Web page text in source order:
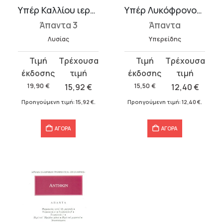
Υπέρ Καλλίου ιεροσυλίας, Περί του σηκού, Υπέρ του στρατιώτου, Κατά...
Άπαντα 3
Λυσίας
19,90 €
Original
price
was:
19,90 €.
15,92€
τρέχουσα
τιμή
είναι:
Προηγούμενη τιμή: 15,92 €.
ΑΓΟΡΑ
Υπέρ Λυκόφρονος, Κατά Φιλιππίδου, Κατ’ Αθηνογένους, Υπέρ Ευξενίπ�...
Άπαντα
Υπερείδης
15,50 €
Original
price
was:
15,50 €.
12,40€
τρέχουσα
τιμή
είναι:
Προηγούμενη τιμή: 12,40 €.
ΑΓΟΡΑ